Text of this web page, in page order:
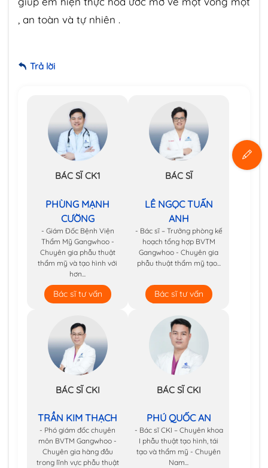
, an toàn và tự nhiên .
Trả lời
BÁC SĨ CK1
PHÙNG MẠNH
CƯỜNG
- Giám Đốc Bệnh Viện
Thẩm Mỹ Gangwhoo -
Chuyên gia phẫu thuật
thẩm mỹ và tạo hình với
hơn...
Bác sĩ tư vấn
BÁC SĨ
LÊ NGỌC TUẤN
ANH
- Bác sĩ – Trưởng phòng kế
hoạch tổng hợp BVTM
Gangwhoo - Chuyên gia
phẫu thuật thẩm mỹ tạo...
Bác sĩ tư vấn
BÁC SĨ CKI
TRẦN KIM THẠCH
- Phó giám đốc chuyên
môn BVTM Gangwhoo -
Chuyên gia hàng đầu
trong lĩnh vực phẫu thuật
BÁC SĨ CKI
PHÚ QUỐC AN
- Bác sĩ CKI – Chuyên khoa
I phẫu thuật tạo hình, tái
tạo và thẩm mỹ - Chuyên
Nam...